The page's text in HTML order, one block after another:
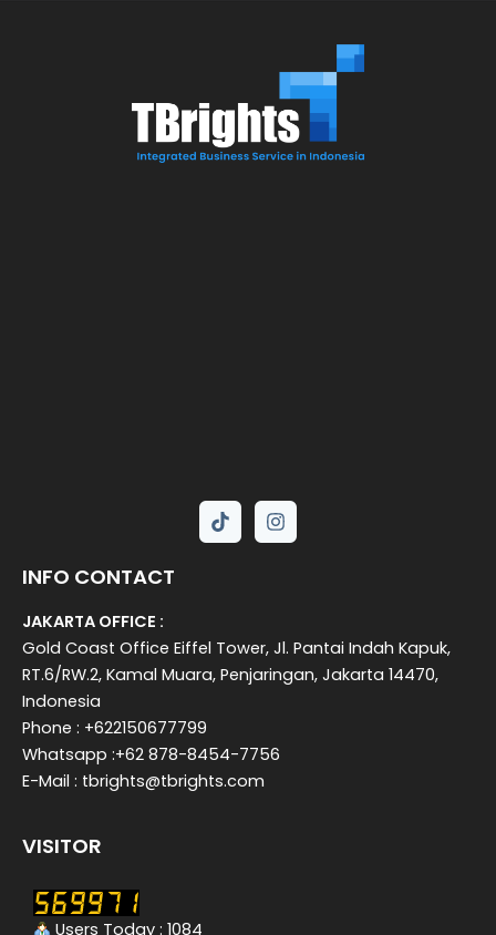
INFO CONTACT
JAKARTA OFFICE :
Gold Coast Office Eiffel Tower, Jl. Pantai Indah Kapuk,
RT.6/RW.2, Kamal Muara, Penjaringan, Jakarta 14470,
Indonesia
Phone : +622150677799
Whatsapp :+62 878-8454-7756
E-Mail : tbrights@tbrights.com
VISITOR
Users Today : 1084